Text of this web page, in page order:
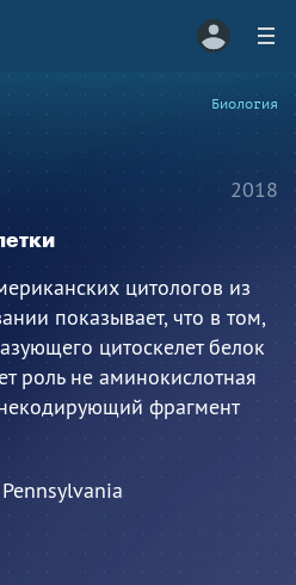
Биология
цитологов из
показывает, что в том,
цитоскелет белок
роль не аминокислотная
фрагмент
2018